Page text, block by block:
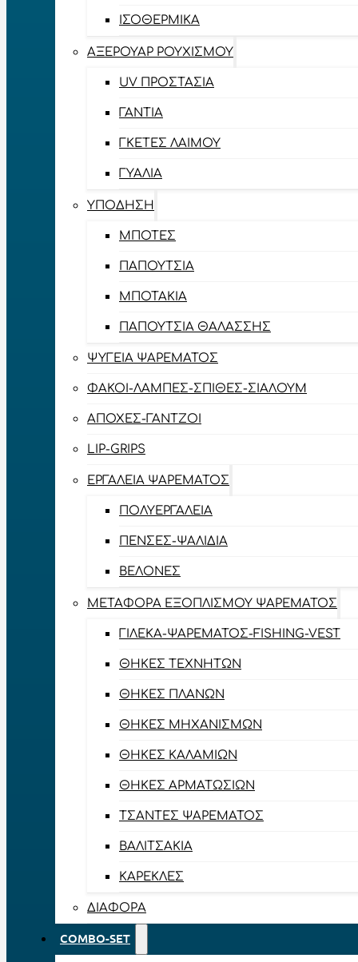
ΙΣΟΘΕΡΜΙΚΆ
ΑΞΕΡΟΥΆΡ ΡΟΥΧΙΣΜΟΎ
UV ΠΡΟΣΤΑΣΊΑ
ΓΆΝΤΙΑ
ΓΚΈΤΕΣ ΛΑΊΜΟΥ
ΓΥΑΛΙΆ
ΥΠΌΔΗΣΗ
ΜΠΌΤΕΣ
ΠΑΠΟΎΤΣΙΑ
ΜΠΟΤΆΚΙΑ
ΠΑΠΟΎΤΣΙΑ ΘΑΛΆΣΣΗΣ
ΨΥΓΕΊΑ ΨΑΡΈΜΑΤΟΣ
ΦΑΚΟΊ-ΛΆΜΠΕΣ-ΣΠΊΘΕΣ-ΣΊΑΛΟΥΜ
ΑΠΌΧΕΣ-ΓΆΝΤΖΟΙ
LIP-GRIPS
EΡΓΑΛΕΊΑ ΨΑΡΈΜΑΤΟΣ
ΠΟΛΥΕΡΓΑΛΕΊΑ
ΠΈΝΣΕΣ-ΨΑΛΊΔΙΑ
ΒΕΛΌΝΕΣ
ΜΕΤΑΦΟΡΆ ΕΞΟΠΛΙΣΜΟΎ ΨΑΡΈΜΑΤΟΣ
ΓΙΛΈΚΑ-ΨΑΡΈΜΑΤΟΣ-FISHING-VEST
ΘΉΚΕΣ ΤΕΧΝΗΤΏΝ
ΘΉΚΕΣ ΠΛΆΝΩΝ
ΘΉΚΕΣ ΜΗΧΑΝΙΣΜΏΝ
ΘΉΚΕΣ ΚΑΛΑΜΙΏΝ
ΘΉΚΕΣ ΑΡΜΑΤΩΣΙΏΝ
ΤΣΆΝΤΕΣ ΨΑΡΈΜΑΤΟΣ
ΒΑΛΙΤΣΆΚΙΑ
ΚΑΡΈΚΛΕΣ
ΔΙΆΦΟΡΑ
COMBO-SET